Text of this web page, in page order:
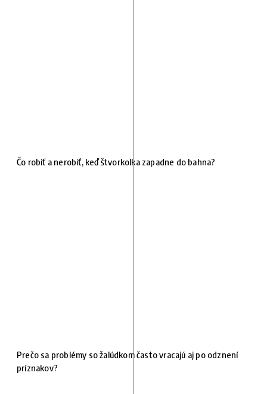
Čo robiť a nerobiť, keď štvorkolka zapadne do bahna?
Prečo sa problémy so žalúdkom často vracajú aj po odznení
príznakov?